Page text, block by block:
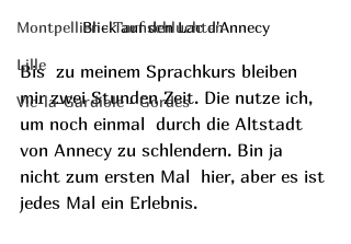
Montpellier - Tarnschluchten
Lille
Vic-la-Gardiole - Gordes
Blick auf den Lac d'Annecy
Bis  zu meinem Sprachkurs bleiben
mir zwei Stunden Zeit. Die nutze ich,
um noch einmal  durch die Altstadt
von Annecy zu schlendern. Bin ja
nicht zum ersten Mal  hier, aber es ist
jedes Mal ein Erlebnis.